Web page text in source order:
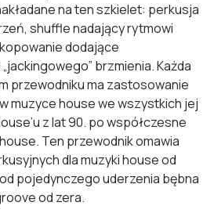
na ten szkielet: perkusja
shuffle nadający rytmowi
dodające
brzmienia. Każda
przewodniku ma zastosowanie
muzyce house we wszystkich jej
z lat 90. po współczesne
Ten przewodnik omawia
dla muzyki house od
pojedynczego uderzenia bębna
od zera.